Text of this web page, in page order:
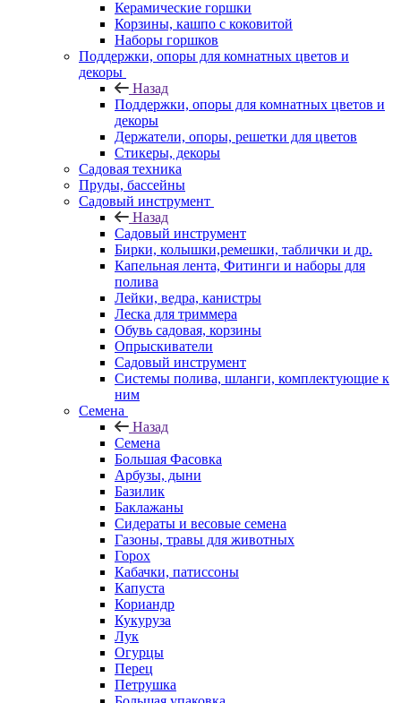
Керамические горшки
Корзины, кашпо с коковитой
Наборы горшков
Поддержки, опоры для комнатных цветов и
декоры
Назад
Поддержки, опоры для комнатных цветов и
декоры
Держатели, опоры, решетки для цветов
Стикеры, декоры
Садовая техника
Пруды, бассейны
Садовый инструмент
Назад
Садовый инструмент
Бирки, колышки,ремешки, таблички и др.
Капельная лента, Фитинги и наборы для
полива
Лейки, ведра, канистры
Леска для триммера
Обувь садовая, корзины
Опрыскиватели
Садовый инструмент
Системы полива, шланги, комплектующие к
ним
Семена
Назад
Семена
Большая Фасовка
Арбузы, дыни
Базилик
Баклажаны
Сидераты и весовые семена
Газоны, травы для животных
Горох
Кабачки, патиссоны
Капуста
Кориандр
Кукуруза
Лук
Огурцы
Перец
Петрушка